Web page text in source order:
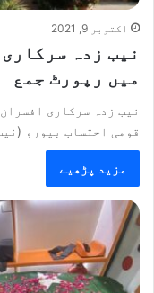
اکتوبر 9, 2021
نیب زدہ
میں رپورٹ جمع
نیب زدہ سرکاری
قومی احتساب بیورو
مزید پڑھیے